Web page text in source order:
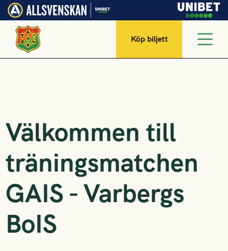
Köp biljett
Välkommen till
träningsmatchen
GAIS - Varbergs
BoIS